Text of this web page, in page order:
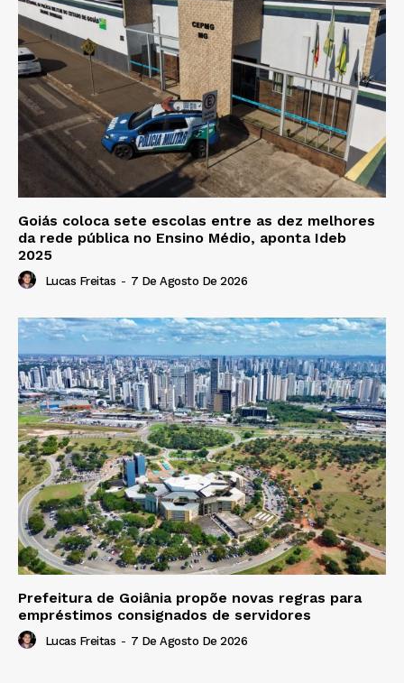
Goiás coloca sete escolas entre as dez melhores
da rede pública no Ensino Médio, aponta Ideb
2025
Lucas Freitas - 7 De Agosto De 2026
Prefeitura de Goiânia propõe novas regras para
empréstimos consignados de servidores
Lucas Freitas - 7 De Agosto De 2026